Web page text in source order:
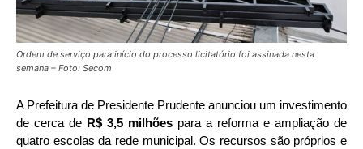
Ordem de serviço para início do processo licitatório foi assinada nesta
semana – Foto: Secom
A Prefeitura de Presidente Prudente anunciou um investimento
de cerca de R$ 3,5 milhões para a reforma e ampliação de
quatro escolas da rede municipal. Os recursos são próprios e